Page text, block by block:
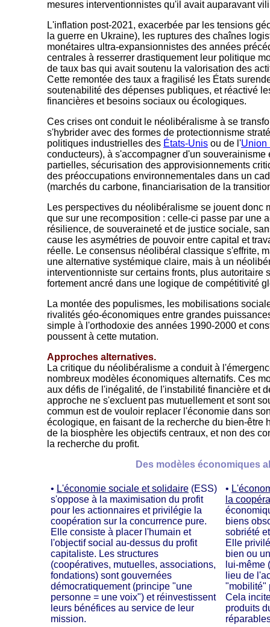
mesures interventionnistes qu'il avait auparavant
L'inflation post-2021, exacerbée par les tensions
la guerre en Ukraine), les ruptures des chaînes
monétaires ultra-expansionnistes des années
centrales à resserrer drastiquement leur politique
de taux bas qui avait soutenu la valorisation des
Cette remontée des taux a fragilisé les États
soutenabilité des dépenses publiques, et réactivé
financières et besoins sociaux ou écologiques.
Ces crises ont conduit le néolibéralisme à se
s'hybrider avec des formes de protectionnisme
politiques industrielles des États-Unis ou de l'Union
conducteurs), à s'accompagner d'un
partielles, sécurisation des approvisionnements
des préoccupations environnementales dans un
(marchés du carbone, financiarisation de la
Les perspectives du néolibéralisme se jouent donc
que sur une recomposition : celle-ci passe par une
résilience, de souveraineté et de justice sociale,
cause les asymétries de pouvoir entre capital et
réelle. Le consensus néolibéral classique s'effrite,
une alternative systémique claire, mais à un
interventionniste sur certains fronts, plus autoritaire
fortement ancré dans une logique de compétitivité
La montée des populismes, les mobilisations
rivalités géo-économiques entre grandes
simple à l'orthodoxie des années 1990-2000 et
poussent à cette mutation.
Approches alternatives.
La critique du néolibéralisme a conduit à
nombreux modèles économiques alternatifs. Ces
aux défis de l'inégalité, de l'instabilité financière et
approche ne s'excluent pas mutuellement et sont
commun est de vouloir replacer l'économie dans
écologique, en faisant de la recherche du bien-être
de la biosphère les objectifs centraux, et non des
la recherche du profit.
Des modèles économiques
• L'économie sociale et solidaire (ESS)
s'oppose à la maximisation du profit
pour les actionnaires et privilégie la
coopération sur la concurrence pure.
Elle consiste à placer l'humain et
l'objectif social au-dessus du profit
capitaliste. Les structures
(coopératives, mutuelles, associations,
fondations) sont gouvernées
démocratiquement (principe "une
personne = une voix") et réinvestissent
leurs bénéfices au service de leur
mission.
•
la
biens
sobriété
Elle
bien ou
lui-même
lieu de
"mobilité"
Cela
produits